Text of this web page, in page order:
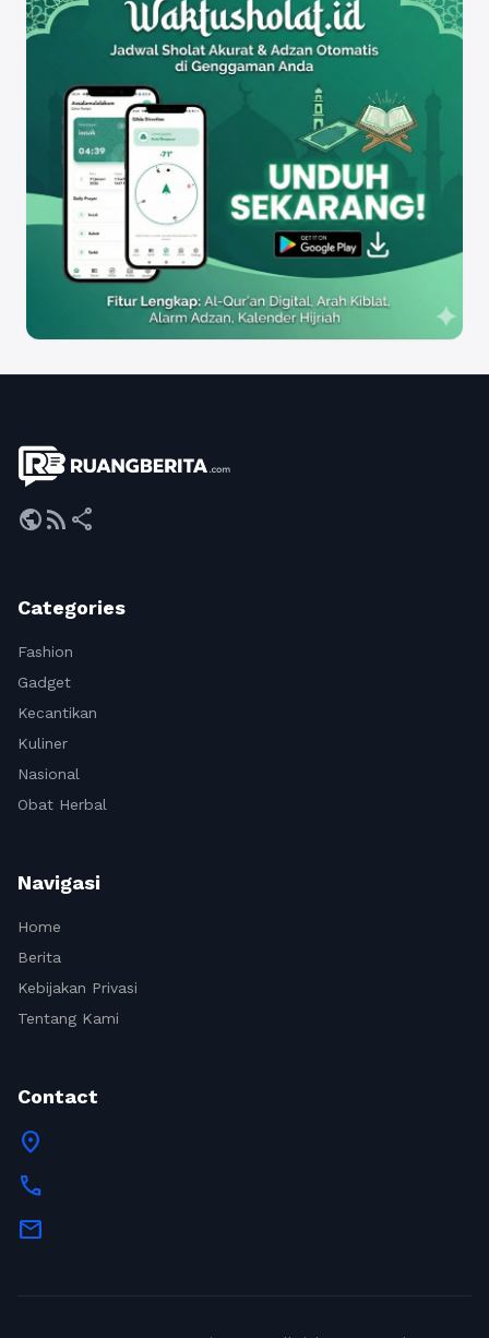
publicrss_feed share
Categories
Fashion
Gadget
Kecantikan
Kuliner
Nasional
Obat Herbal
Navigasi
Home
Berita
Kebijakan Privasi
Tentang Kami
Contact
location_on
call
mail